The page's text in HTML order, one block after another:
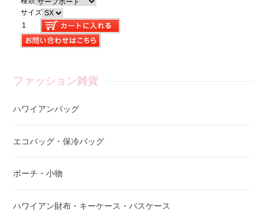
サイズ
ファッション雑貨
ハワイアンバッグ
エコバッグ・保冷バッグ
ポーチ・小物
ハワイアン財布・キーケース・パスケース